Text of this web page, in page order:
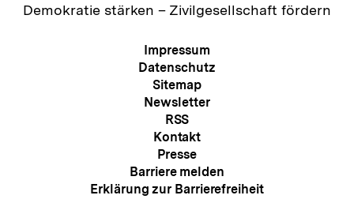
Zur
Demokratie stärken – Zivilgesellschaft fördern
Meta-
Navigation
Impressum
Datenschutz
Sitemap
Newsletter
RSS
Kontakt
Presse
Barriere melden
Erklärung zur Barrierefreiheit